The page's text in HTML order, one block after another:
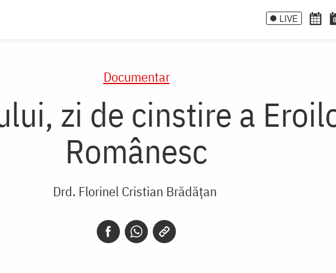
LIVE
Documentar
zi de cinstire a
Românesc
Drd. Florinel Cristian Brădățan